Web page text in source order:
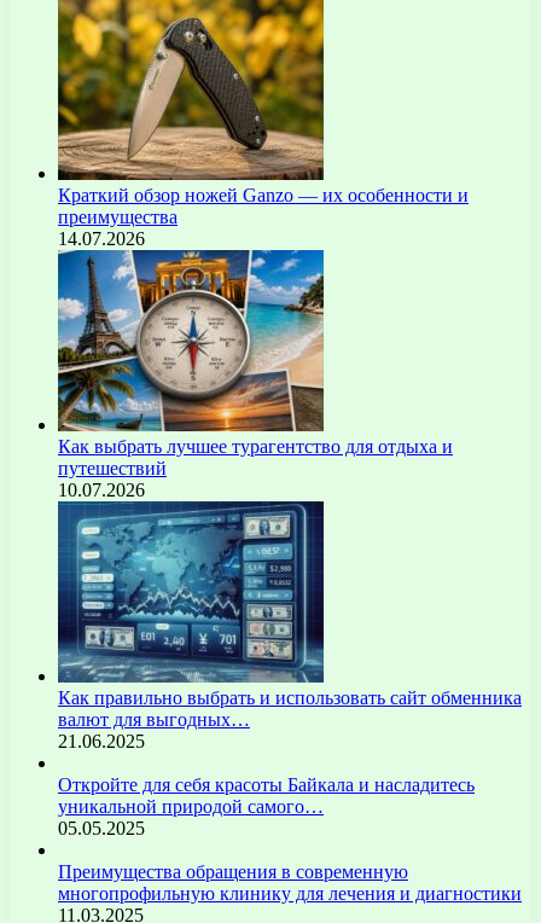
Краткий обзор ножей Ganzo — их особенности и
преимущества
14.07.2026
Как выбрать лучшее турагентство для отдыха и
путешествий
10.07.2026
Как правильно выбрать и использовать сайт обменника
валют для выгодных…
21.06.2025
Откройте для себя красоты Байкала и насладитесь
уникальной природой самого…
05.05.2025
Преимущества обращения в современную
многопрофильную клинику для лечения и диагностики
11.03.2025